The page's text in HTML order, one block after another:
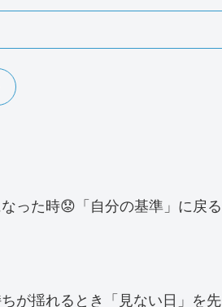
った時😟「自分の基準」に戻る
が揺れるとき「見ない日」を先